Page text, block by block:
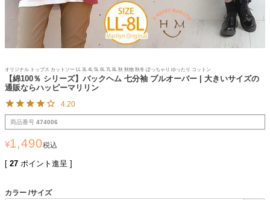
オリジナル トップス カットソー LL 3L 4L 5L 6L 7L 8L 秋 秋物 秋冬 ぽっちゃり ゆったり コットン
【綿100％ シリーズ】バックヘム 七分袖 プルオーバー | 大きいサイズの
通販ならハッピーマリリン
4.20
商品番号 474006
¥1,490税込
[ 27 ポイント進呈 ]
カラー サイズ